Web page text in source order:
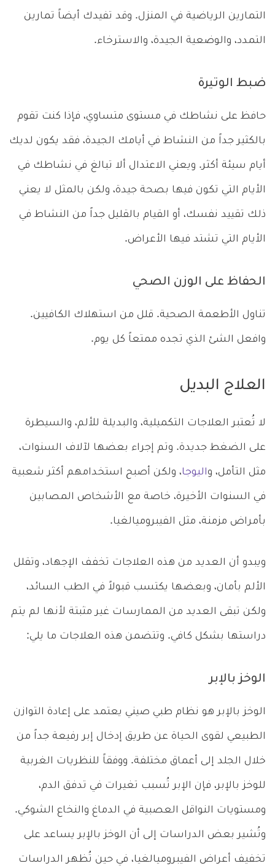
التمارين الرياضية في المنزل. وقد تفيدك أيضاً تمارين
التمدد، والوضعية الجيدة، والاسترخاء.
ضبط الوتيرة
حافظ على نشاطك في مستوى متساوي، فإذا كنت تقوم
بالكثير جداً من النشاط في أيامك الجيدة، فقد يكون لديك
أيام سيئة أكثر. ويعني الاعتدال ألا تبالغ في نشاطك في
الأيام التي تكون فيها بصحة جيدة، ولكن بالمثل لا يعني
ذلك تقييد نفسك، أو القيام بالقليل جداً من النشاط في
الأيام التي تشتد فيها الأعراض.
الحفاظ على الوزن الصحي
تناول الأطعمة الصحية. قلل من استهلاك الكافيين.
وافعل الشئ الذي تجده ممتعاً كل يوم.
العلاج البديل
لا تُعتبر العلاجات التكميلية، والبديلة للألم، والسيطرة
على الضغط جديدة. وتم إجراء بعضها لآلاف السنوات،
مثل التأمل، واليوجا، ولكن أصبح استخدامهم أكثر شعبية
في السنوات الأخيرة، خاصة مع الأشخاص المصابين
بأمراض مزمنة، مثل الفيبروميالغيا.
ويبدو أن العديد من هذه العلاجات تخفف الإجهاد، وتقلل
الألم بأمان، وبعضها يكتسب قبولاً في الطب السائد،
ولكن تبقى العديد من الممارسات غير مثبتة لأنها لم يتم
دراستها بشكل كافي. وتتضمن هذه العلاجات ما يلي:
الوخز بالإبر
الوخز بالإبر هو نظام طبي صيني يعتمد على إعادة التوازن
الطبيعي لقوى الحياة عن طريق إدخال إبر رفيعة جداً من
خلال الجلد إلى أعماق مختلفة. ووفقاً للنظريات الغربية
للوخز بالإبر، فإن الإبر تُسبب تغيرات في تدفق الدم،
ومستويات النواقل العصبية في الدماغ والنخاع الشوكي.
وتُشير بعض الدراسات إلى أن الوخز بالإبر يساعد على
تخفيف أعراض الفيبروميالغيا، في حين تُظهر الدراسات